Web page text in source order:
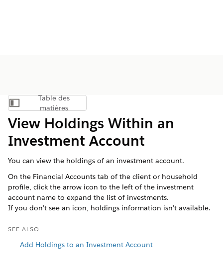
Afficher la table des matières
Table des
matières
View Holdings Within an
Investment Account
You can view the holdings of an investment account.
On the Financial Accounts tab of the client or household
profile, click the arrow icon to the left of the investment
account name to expand the list of investments.
If you don’t see an icon, holdings information isn’t available.
SEE ALSO
Add Holdings to an Investment Account